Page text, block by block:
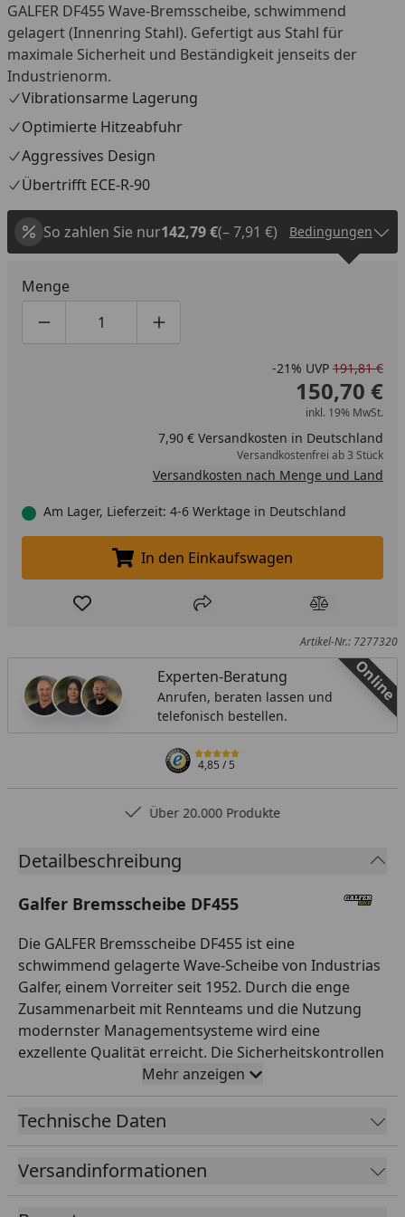
GALFER DF455 Wave-Bremsscheibe, schwimmend
gelagert (Innenring Stahl). Gefertigt aus Stahl für
maximale Sicherheit und Beständigkeit jenseits der
Industrienorm.
Vibrationsarme Lagerung
Optimierte Hitzeabfuhr
Aggressives Design
Übertrifft ECE-R-90
So zahlen Sie nur142,79 €(– 7,91 €) Bedingungen
Menge
Produktmenge um eins verringern
Produktmenge manuell eingeben
Produktmenge um eins erhöhen
-21% UVP 191,81 €
150,70 €
inkl. 19% MwSt.
7,90 € Versandkosten in Deutschland
Versandkostenfrei ab 3 Stück
Versandkosten nach Menge und Land
Am Lager, Lieferzeit: 4-6 Werktage in Deutschland
In den Einkaufswagen legen
In den Einkaufswagen
Produkt zur Wunschliste hinzufügen
Teilen Produkt
Artikel-Nr.: 7277320
Online
Experten-Beratung
Anrufen, beraten lassen und
telefonisch bestellen.
4,85/ 5
Über 20.000 Produkte
Detailbeschreibung
Galfer Bremsscheibe DF455
Die GALFER Bremsscheibe DF455 ist eine
schwimmend gelagerte Wave-Scheibe von Industrias
Galfer, einem Vorreiter seit 1952. Durch die enge
Zusammenarbeit mit Rennteams und die Nutzung
modernster Managementsysteme wird eine
exzellente Qualität erreicht. Die Sicherheitskontrollen
übertreffen die ECE-R-90-Normen deutlich. Galfer
fördert Innovation und Agilität, um sich schnell
Marktveränderungen anzupassen. Unsere Stärke
Ziel der kontinuierlichen Verbesserung durch
Eigeninitiative. Wir streben nach professionellen
Mehr anzeigen
Technische Daten
Versandinformationen